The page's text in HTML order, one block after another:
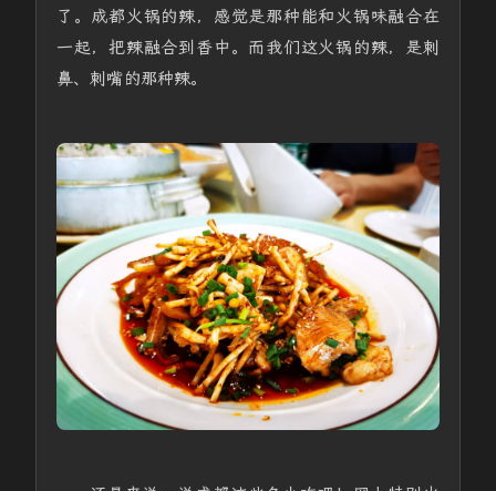
了。成都火锅的辣，感觉是那种能和火锅味融合在
一起，把辣融合到香中。而我们这火锅的辣，是刺
鼻、刺嘴的那种辣。